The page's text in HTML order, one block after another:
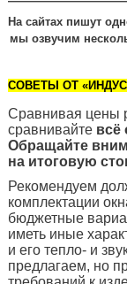
На сайтах пишут
мы озвучим
СОВЕТЫ ОТ
Сравнивая цены
сравнивайте всё
Обращайте
на итоговую
Рекомендуем
комплектации
бюджетные
иметь иные
и его тепло- и
предлагаем, но